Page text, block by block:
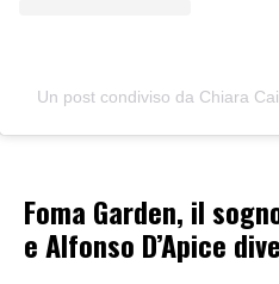
Un post condiviso da Chiara
Foma Garden, il
e Alfonso D’Apice